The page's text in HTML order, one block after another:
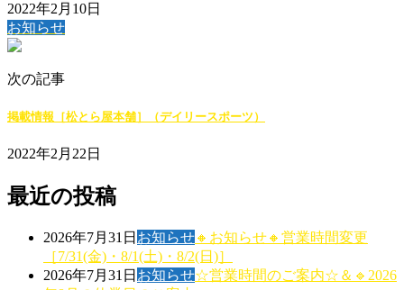
2022年2月10日
お知らせ
次の記事
掲載情報［松とら屋本舗］（デイリースポーツ）
2022年2月22日
最近の投稿
2026年7月31日 お知らせ🔸お知らせ🔸営業時間変更
［7/31(金)・8/1(土)・8/2(日)］
2026年7月31日 お知らせ☆営業時間のご案内☆＆🔹2026